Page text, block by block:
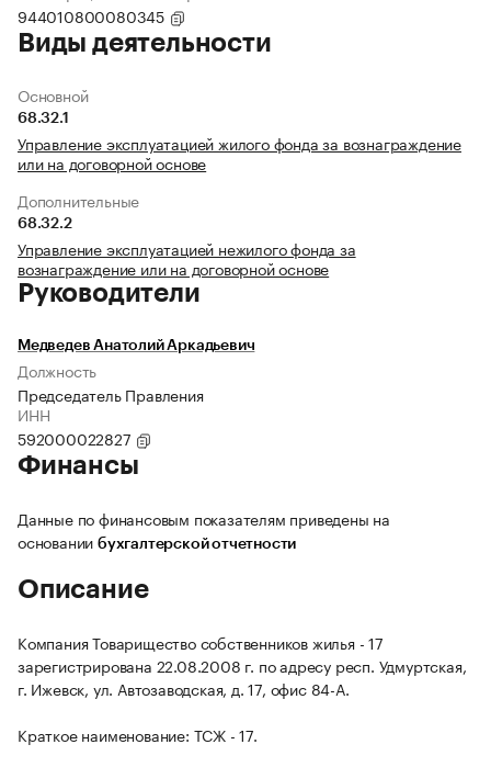
944010800080345
Виды деятельности
Основной
68.32.1
Управление эксплуатацией жилого фонда за вознаграждение
или на договорной основе
Дополнительные
68.32.2
Управление эксплуатацией нежилого фонда за
вознаграждение или на договорной основе
Руководители
Медведев Анатолий Аркадьевич
Должность
Председатель Правления
ИНН
592000022827
Финансы
Данные по финансовым показателям приведены на
основании бухгалтерской отчетности
Описание
Компания Товарищество собственников жилья - 17
зарегистрирована 22.08.2008 г. по адресу респ. Удмуртская,
г. Ижевск, ул. Автозаводская, д. 17, офис 84-А.
Краткое наименование: ТСЖ - 17.